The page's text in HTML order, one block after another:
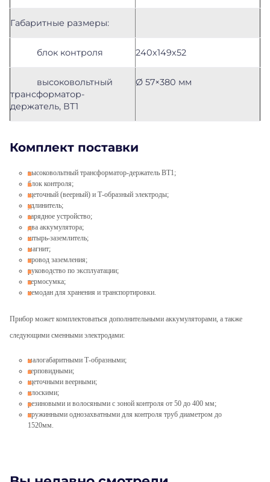
Габаритные размеры:
блок контроля 240х149х52
высоковольтный
трансформатор-
держатель, ВТ1
Ø 57×380 мм
Комплект поставки
высоковольтный трансформатор-держатель ВТ1;
блок контроля;
щеточный (веерный) и Т-образный электроды;
удлинитель;
зарядное устройство;
два аккумулятора;
штырь-заземлитель;
магнит;
провод заземления;
руководство по эксплуатации;
термосумка;
чемодан для хранения и транспортировки.
Прибор может комплектоваться дополнительными аккумуляторами, а также
следующими сменными электродами:
малогабаритными Т-образными;
серповидными;
щеточными веерными;
плоскими;
резиновыми и волосяными с зоной контроля от 50 до 400 мм;
пружинными однозахватными для контроля труб диаметром до
1520мм.